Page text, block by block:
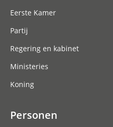
Eerste Kamer
Partij
Regering en kabinet
Ministeries
Koning
Personen